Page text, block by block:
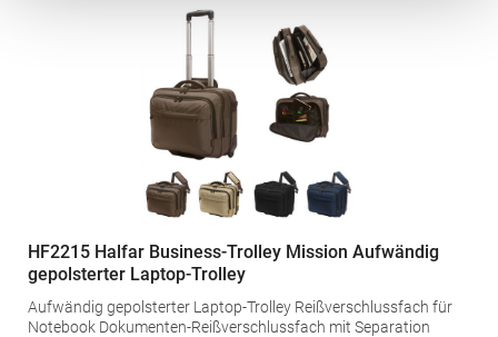
HF2215 Halfar Business-Trolley Mission Aufwändig
gepolsterter Laptop-Trolley
Aufwändig gepolsterter Laptop-Trolley Reißverschlussfach für
Notebook Dokumenten-Reißverschlussfach mit Separation